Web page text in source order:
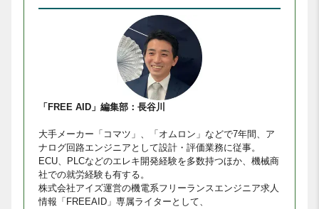
「FREE AID」編集部：長谷川
大手メーカー「コマツ」、「オムロン」などで7年間、ア
ナログ回路エンジニアとして設計・評価業務に従事。
ECU、PLCなどのエレキ開発経験を多数持つほか、機械商
社での就労経験も有する。
株式会社アイズ運営の機電系フリーランスエンジニア求人
情報「FREEAID」専属ライターとして、